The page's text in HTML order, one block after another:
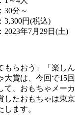
～
税込)
29日(土)
もらおう」「楽しん
大賞は、今回で15回
て、おもちゃメーカ
したおもちゃは東京
ます。